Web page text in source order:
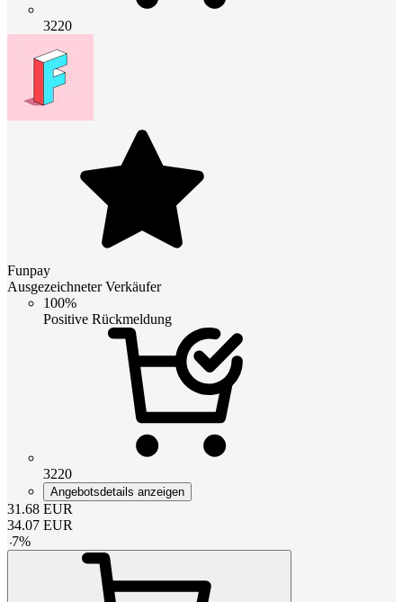
3220
Funpay
Ausgezeichneter Verkäufer
100%
Positive Rückmeldung
3220
Angebotsdetails anzeigen
31.68 EUR
34.07 EUR
-7%